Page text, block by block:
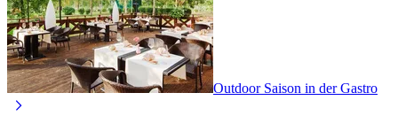
Outdoor Saison in der Gastro